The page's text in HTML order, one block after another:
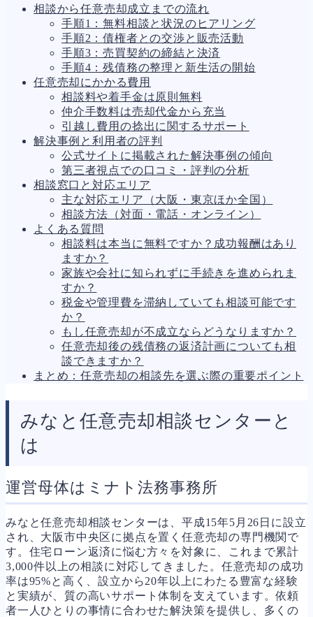
資産売却193
法務1,099
差押・強制執行227
法令違反・行政処分316
訴訟・不正283
損害賠償・知的財産273
経営157
ガバナンス90
再建準備67
人事労務562
人件費20
労働問題266
労災・ハラスメント145
解雇・退職131
事業運営374
品質・リコール49
情報漏洩・サイバー 256
事業再編69
664
私的整理142
法的整理449
債権者対応19
換価・競売54
相談から任意売却成立までの流れ
手順1：無料相談と状況のヒアリング
手順2：債権者との交渉と販売活動
手順3：売買契約の締結と決済
手順4：残債務の整理と新生活の開始
任意売却にかかる費用
相談料や着手金は原則無料
仲介手数料は売却代金から充当
引越し費用の捻出に関するサポート
解決事例と利用者の評判
公式サイトに掲載された解決事例の傾向
第三者視点での口コミ・評判の分析
相談窓口と対応エリア
主な対応エリア（大阪・東京ほか全国）
相談方法（対面・電話・オンライン）
よくある質問
相談料は本当に無料ですか？成功報酬はあり
ますか？
家族や会社に知られずに手続きを進められま
すか？
税金や管理費を滞納していても相談可能です
か？
もし任意売却が不成立ならどうなりますか？
任意売却後の残債務の返済計画についても相
談できますか？
まとめ：任意売却の相談先を選ぶ際の重要ポイント
みなと任意売却相談センターと
は
運営母体はミナト法務事務所
みなと任意売却相談センターは、平成15年5月26日に設立
され、大阪市中央区に拠点を置く任意売却の専門機関で
す。住宅ローン返済に悩む方々を対象に、これまで累計
3,000件以上の相談に対応してきました。任意売却の成功
率は95%と高く、設立から20年以上にわたる豊富な経験
と実績が、質の高いサポート体制を支えています。依頼
者一人ひとりの事情に合わせた解決策を提供し、多くの